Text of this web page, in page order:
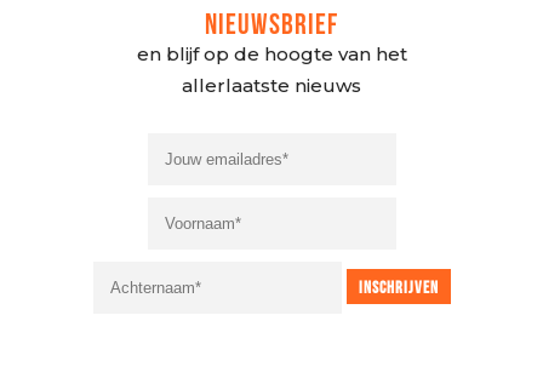
NIEUWSBRIEF
en blijf op de hoogte van het
allerlaatste nieuws